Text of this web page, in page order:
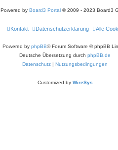
Powered by Board3 Portal © 2009 - 2023 Board3
Alle
Datenschutzerklärung
Kontakt
Powered by phpBB® Forum Software © phpBB
Deutsche Übersetzung durch phpBB.de
Datenschutz | Nutzungsbedingungen
Customized by WireSys